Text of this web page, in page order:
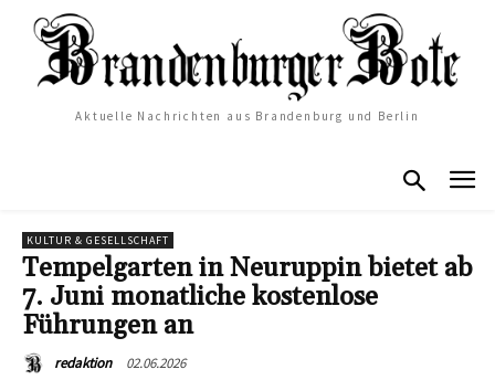
Aktuelle Nachrichten aus Brandenburg und Berlin
KULTUR & GESELLSCHAFT
Tempelgarten in Neuruppin bietet ab
7. Juni monatliche kostenlose
Führungen an
redaktion 02.06.2026